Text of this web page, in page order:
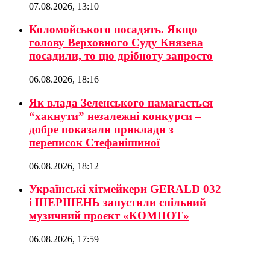
07.08.2026, 13:10
Коломойського посадять. Якщо
голову Верховного Суду Князева
посадили, то цю дрібноту запросто
06.08.2026, 18:16
Як влада Зеленського намагається
“хакнути” незалежні конкурси –
добре показали приклади з
переписок Стефанішиної
06.08.2026, 18:12
Українські хітмейкери GERALD 032
і ШЕРШЕНЬ запустили спільний
музичний проєкт «КОМПОТ»
06.08.2026, 17:59